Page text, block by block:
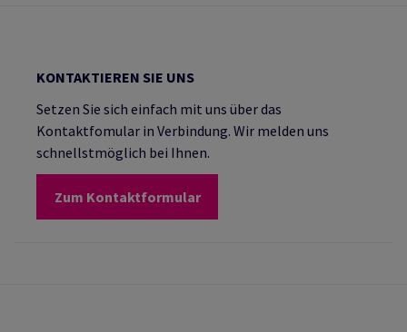
KONTAKTIEREN SIE UNS
Setzen Sie sich einfach mit uns über das
Kontaktfomular in Verbindung. Wir melden uns
schnellstmöglich bei Ihnen.
Zum Kontaktformular